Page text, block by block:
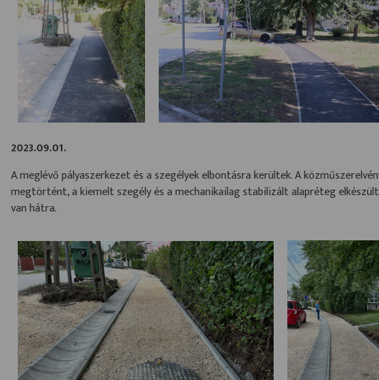
2023.09.01.
A meglévő pályaszerkezet és a szegélyek elbontásra kerültek. A
megtörtént, a kiemelt szegély és a mechanikailag stabilizált alapréteg
van hátra.